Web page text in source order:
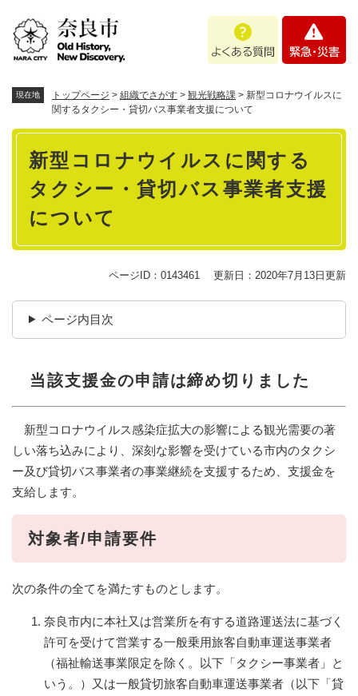
あ
問
・
現在地 トップページ > 組織でさがす > 観光戦略課 > 新型コロナウイルスに
関するタクシー・貸切バス事業者支援について
本
新型コロナウイルスに関する
タクシー・貸切バス事業者支援
について
ページID：0143461 更新日：2020年7月13日更新
ページ内目次
当該支援金の申請は締め切りました
新型コロナウイルス感染症拡大の影響による観光需要の著
しい落ち込みにより、深刻な影響を受けている市内のタクシ
ー及び貸切バス事業者の事業継続を支援するため、支援金を
支給します。
対象者/申請要件
次の条件の全てを満たすものとします。
奈良市内に本社又は営業所を有する道路運送法に基づく
許可を受けて営業する一般乗用旅客自動車運送事業者
（福祉輸送事業限定を除く。以下「タクシー事業者」と
いう。）又は一般貸切旅客自動車運送事業者（以下「貸